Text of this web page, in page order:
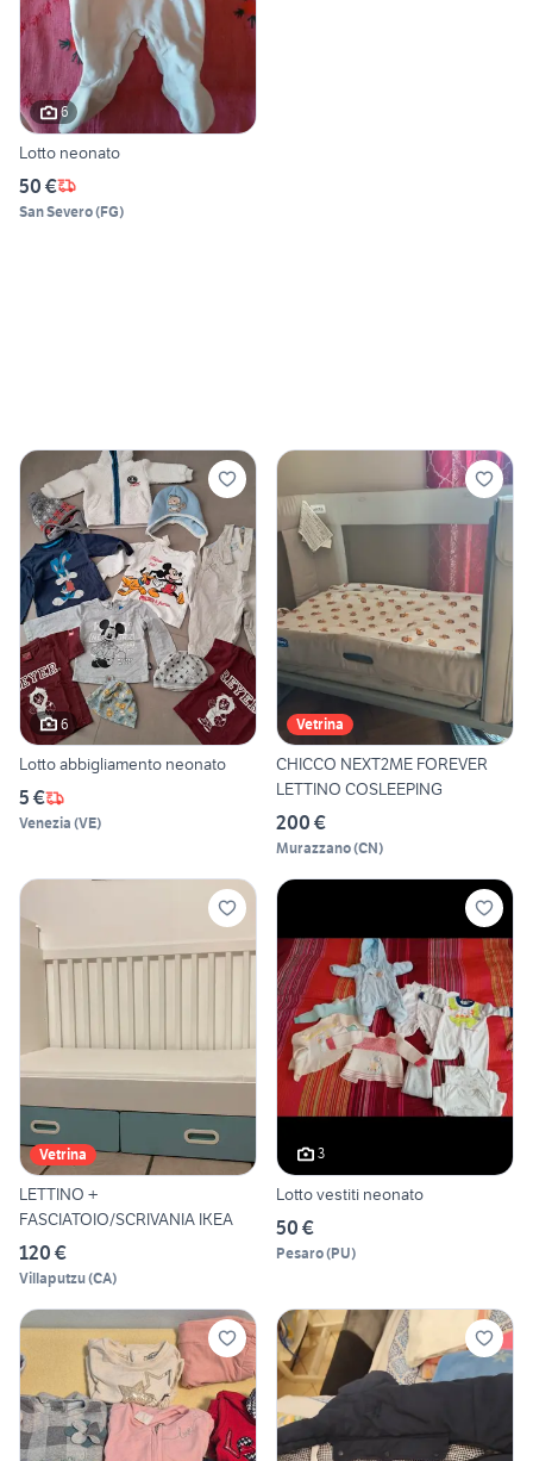
6
Lotto neonato
50 €
San Severo(FG)
6
Lotto abbigliamento neonato
5 €
Venezia (VE)
Vetrina
CHICCO NEXT2ME FOREVER
LETTINO COSLEEPING
200 €
Murazzano(CN)
Vetrina
LETTINO +
FASCIATOIO/SCRIVANIA IKEA
120 €
Villaputzu(CA)
3
Lotto vestiti neonato
50 €
Pesaro(PU)